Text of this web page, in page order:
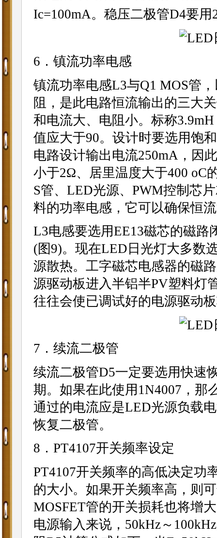
Ic=100mA。稳压二极管D4要
6．镇流功率电感
镇流功率电感L3与Q1 MOS管
阻，是此电路恒流输出的三大
和电流大、电阻小。标称
值应大于90。设计时要选用饱
电路设计输出电流250mA，因
小于2Ω、居里温度大于400 oC
S管、LED光源、PWM控制芯
料的功率电感，它可以确保恒
L3电感要选用EE13磁芯的磁路
(图9)。现在LED日光灯大多数
源散热。工字磁芯电感器的磁
源驱动板进入半铝半PV塑料灯
往往会使已调试好的电源驱动
7．续流二极管
续流二极管D5一定要选用快速
期。如果在此使用1N4007，那
通过的电流应是LED光源负载
恢复二极管。
8．PT4107开关频率设定
PT4107开关频率的高低决定功
的大小。如果开关频率高，则
MOSFET管的开关损耗也将增
电源输入来说，50kHz～